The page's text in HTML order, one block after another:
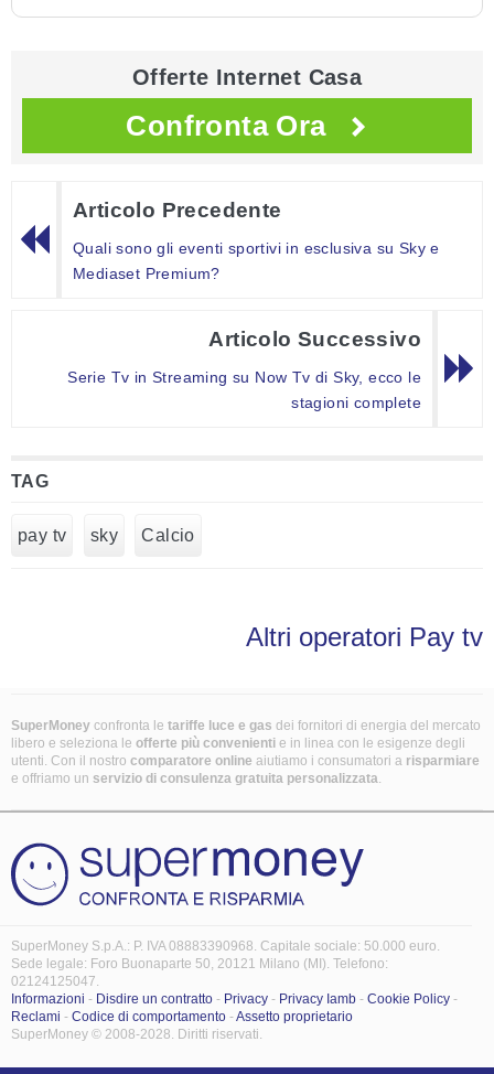
Offerte Internet Casa
Confronta Ora
Articolo Precedente
Quali sono gli eventi sportivi in esclusiva su Sky e
Mediaset Premium?
Articolo Successivo
Serie Tv in Streaming su Now Tv di Sky, ecco le
stagioni complete
TAG
pay tv sky Calcio
Altri operatori Pay tv
SuperMoney confronta le tariffe luce e gas dei fornitori di energia del mercato
libero e seleziona le offerte più convenienti e in linea con le esigenze degli
utenti. Con il nostro comparatore online aiutiamo i consumatori a risparmiare
e offriamo un servizio di consulenza gratuita personalizzata.
SuperMoney S.p.A.: P. IVA 08883390968. Capitale sociale: 50.000 euro.
Sede legale: Foro Buonaparte 50, 20121 Milano (MI). Telefono:
02124125047.
Informazioni - Disdire un contratto - Privacy - Privacy Iamb - Cookie Policy -
Reclami - Codice di comportamento -Assetto proprietario
SuperMoney © 2008-2028. Diritti riservati.